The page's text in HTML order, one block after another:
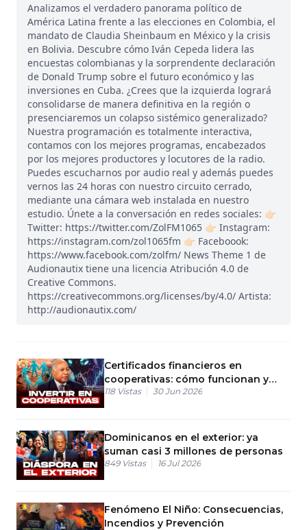
Analizamos el verdadero panorama político de
América Latina frente a las elecciones en Colombia, el
mandato de Claudia Sheinbaum en México y la crisis
en Bolivia. Descubre cómo Iván Cepeda lidera las
encuestas colombianas y la sorprendente declaración
de Donald Trump sobre el futuro económico y las
inversiones en Cuba. ¿Crees que la izquierda logrará
consolidarse de manera definitiva en la región o
presenciaremos un colapso sistémico generalizado?
Nuestra programación es totalmente interactiva,
contamos con los mejores programas, encabezados
por los mejores productores y locutores de la radio.
Puedes escucharnos por audio real y además puedes
vernos las 24 horas con nuestro circuito cerrado,
mediante una cámara web instalada en nuestro
estudio. Únete a la conversación en redes sociales: 👉🏻
Twitter: https://twitter.com/ZolFM1065 👉🏻 Instagram:
https://instagram.com/zol1065fm 👉🏻 Faceboook:
https://www.facebook.com/zolfm/ News Theme 1 de
Audionautix tiene una licencia Atribución 4.0 de
Creative Commons.
https://creativecommons.org/licenses/by/4.0/ Artista:
http://audionautix.com/
Certificados financieros en
cooperativas: cómo funcionan y
requisitos
118 Vistas 30 Jun 2026
Dominicanos en el exterior: ya
suman casi 3 millones de personas
849 Vistas 16 Jul 2026
Fenómeno El Niño: Consecuencias,
Incendios y Prevención